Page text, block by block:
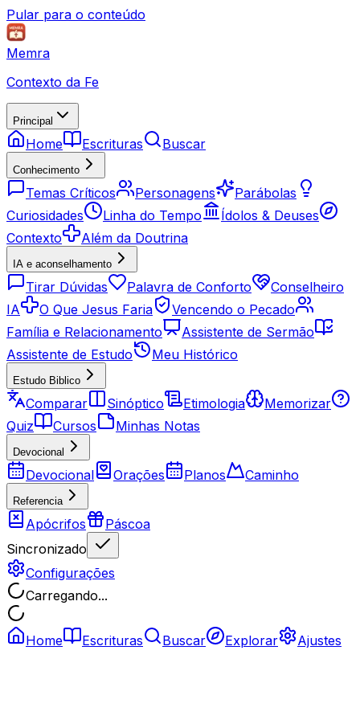
Pular para o conteúdo
Memra
Contexto da Fe
Principal
Home Escrituras Buscar
Conhecimento
Temas Críticos Personagens
Parábolas
Curiosidades
Linha do Tempo
Ídolos & Deuses
Contexto
Além da Doutrina
IA e aconselhamento
Tirar Dúvidas Palavra de Conforto
Conselheiro
IA
O Que Jesus Faria
Vencendo o Pecado
Família e Relacionamento
Assistente de Sermão
Assistente de Estudo
Meu Histórico
Estudo Biblico
Comparar Sinóptico Etimologia
Memorizar
Quiz
Cursos Minhas Notas
Devocional
Devocional Orações Planos Caminho
Referencia
Apócrifos
Páscoa
Sincronizado
Configurações
Carregando...
Home Escrituras Buscar Explorar Ajustes